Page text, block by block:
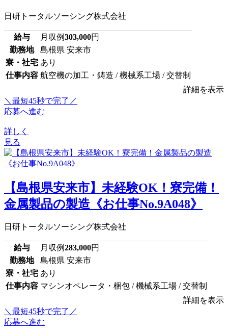
日研トータルソーシング株式会社
給与 月収例303,000円
勤務地
島根県 安来市
寮・社宅 あり
仕事内容 航空機の加工・鋳造 / 機械系工場 / 交替制
詳細を表示
＼最短45秒で完了／
応募へ進む
詳しく
見る
【島根県安来市】未経験OK！寮完備！
金属製品の製造《お仕事No.9A048》
日研トータルソーシング株式会社
給与 月収例283,000円
勤務地
島根県 安来市
寮・社宅 あり
仕事内容 マシンオペレータ・梱包 / 機械系工場 / 交替制
詳細を表示
＼最短45秒で完了／
応募へ進む